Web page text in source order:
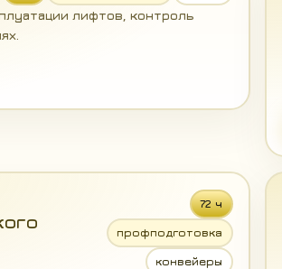
лифтов, контроль
72 ч
профподготовка
конвейеры